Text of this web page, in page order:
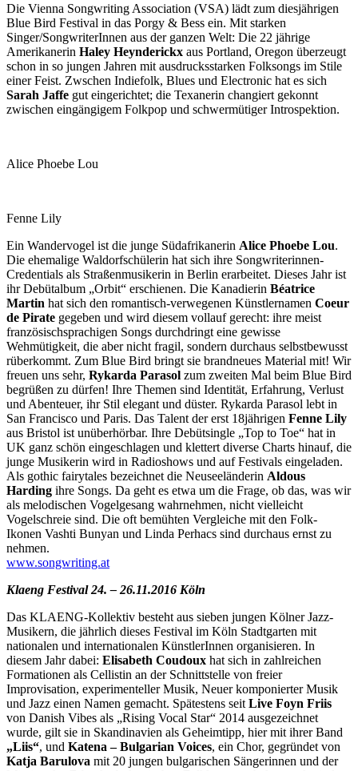
Die Vienna Songwriting Association (VSA) lädt zum diesjährigen
Blue Bird Festival in das Porgy & Bess ein. Mit starken
Singer/SongwriterInnen aus der ganzen Welt: Die 22 jährige
Amerikanerin Haley Heynderickx aus Portland, Oregon überzeugt
schon in so jungen Jahren mit ausdrucksstarken Folksongs im Stile
einer Feist. Zwschen Indiefolk, Blues und Electronic hat es sich
Sarah Jaffe gut eingerichtet; die Texanerin changiert gekonnt
zwischen eingängigem Folkpop und schwermütiger Introspektion.
Alice Phoebe Lou
Fenne Lily
Ein Wandervogel ist die junge Südafrikanerin Alice Phoebe Lou.
Die ehemalige Waldorfschülerin hat sich ihre Songwriterinnen-
Credentials als Straßenmusikerin in Berlin erarbeitet. Dieses Jahr ist
ihr Debütalbum „Orbit“ erschienen. Die Kanadierin Béatrice
Martin hat sich den romantisch-verwegenen Künstlernamen Coeur
de Pirate gegeben und wird diesem vollauf gerecht: ihre meist
französischsprachigen Songs durchdringt eine gewisse
Wehmütigkeit, die aber nicht fragil, sondern durchaus selbstbewusst
rüberkommt. Zum Blue Bird bringt sie brandneues Material mit! Wir
freuen uns sehr, Rykarda Parasol zum zweiten Mal beim Blue Bird
begrüßen zu dürfen! Ihre Themen sind Identität, Erfahrung, Verlust
und Abenteuer, ihr Stil elegant und düster. Rykarda Parasol lebt in
San Francisco und Paris. Das Talent der erst 18jährigen Fenne Lily
aus Bristol ist unüberhörbar. Ihre Debütsingle „Top to Toe“ hat in
UK ganz schön eingeschlagen und klettert diverse Charts hinauf, die
junge Musikerin wird in Radioshows und auf Festivals eingeladen.
Als gothic fairytales bezeichnet die Neuseeländerin Aldous
Harding ihre Songs. Da geht es etwa um die Frage, ob das, was wir
als melodischen Vogelgesang wahrnehmen, nicht vielleicht
Vogelschreie sind. Die oft bemühten Vergleiche mit den Folk-
Ikonen Vashti Bunyan und Linda Perhacs sind durchaus ernst zu
nehmen.
www.songwriting.at
Klaeng Festival 24. – 26.11.2016 Köln
Das KLAENG-Kollektiv besteht aus sieben jungen Kölner Jazz-
Musikern, die jährlich dieses Festival im Köln Stadtgarten mit
nationalen und internationalen KünstlerInnen organisieren. In
diesem Jahr dabei: Elisabeth Coudoux hat sich in zahlreichen
Formationen als Cellistin an der Schnittstelle von freier
Improvisation, experimenteller Musik, Neuer komponierter Musik
und Jazz einen Namen gemacht. Spätestens seit Live Foyn Friis
von Danish Vibes als „Rising Vocal Star“ 2014 ausgezeichnet
wurde, gilt sie in Skandinavien als Geheimtipp, hier mit ihrer Band
„Liis“, und Katena – Bulgarian Voices, ein Chor, gegründet von
Katja Barulova mit 20 jungen bulgarischen Sängerinnen und der